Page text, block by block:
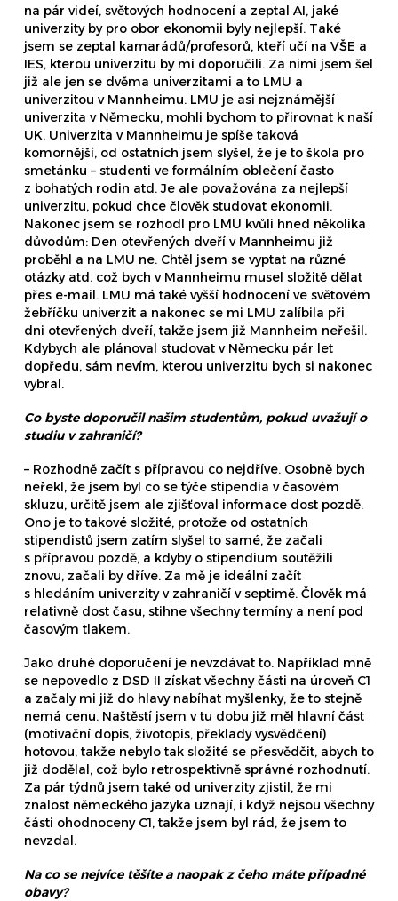
na pár videí, světových hodnocení a zeptal AI, jaké
univerzity by pro obor ekonomii byly nejlepší. Také
jsem se zeptal kamarádů/profesorů, kteří učí na VŠE a
IES, kterou univerzitu by mi doporučili. Za nimi jsem šel
již ale jen se dvěma univerzitami a to LMU a
univerzitou v Mannheimu. LMU je asi nejznámější
univerzita v Německu, mohli bychom to přirovnat k naší
UK. Univerzita v Mannheimu je spíše taková
komornější, od ostatních jsem slyšel, že je to škola pro
smetánku – studenti ve formálním oblečení často
z bohatých rodin atd. Je ale považována za nejlepší
univerzitu, pokud chce člověk studovat ekonomii.
Nakonec jsem se rozhodl pro LMU kvůli hned několika
důvodům: Den otevřených dveří v Mannheimu již
proběhl a na LMU ne. Chtěl jsem se vyptat na různé
otázky atd. což bych v Mannheimu musel složitě dělat
přes e-mail. LMU má také vyšší hodnocení ve světovém
žebříčku univerzit a nakonec se mi LMU zalíbila při
dni otevřených dveří, takže jsem již Mannheim neřešil.
Kdybych ale plánoval studovat v Německu pár let
dopředu, sám nevím, kterou univerzitu bych si nakonec
vybral.
Co byste doporučil našim studentům, pokud uvažují o
studiu v zahraničí?
– Rozhodně začít s přípravou co nejdříve. Osobně bych
neřekl, že jsem byl co se týče stipendia v časovém
skluzu, určitě jsem ale zjišťoval informace dost pozdě.
Ono je to takové složité, protože od ostatních
stipendistů jsem zatím slyšel to samé, že začali
s přípravou pozdě, a kdyby o stipendium soutěžili
znovu, začali by dříve. Za mě je ideální začít
s hledáním univerzity v zahraničí v septimě. Člověk má
relativně dost času, stihne všechny termíny a není pod
časovým tlakem.
Jako druhé doporučení je nevzdávat to. Například mně
se nepovedlo z DSD II získat všechny části na úroveň C1
a začaly mi již do hlavy nabíhat myšlenky, že to stejně
nemá cenu. Naštěstí jsem v tu dobu již měl hlavní část
(motivační dopis, životopis, překlady vysvědčení)
hotovou, takže nebylo tak složité se přesvědčit, abych to
již dodělal, což bylo retrospektivně správné rozhodnutí.
Za pár týdnů jsem také od univerzity zjistil, že mi
znalost německého jazyka uznají, i když nejsou všechny
části ohodnoceny C1, takže jsem byl rád, že jsem to
nevzdal.
Na co se nejvíce těšíte a naopak z čeho máte případné
obavy?